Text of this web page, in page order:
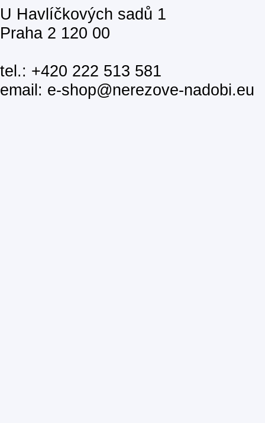
U Havlíčkových sadů 1
Praha 2 120 00
tel.: +420 222 513 581
email: e-shop@nerezove-nadobi.eu